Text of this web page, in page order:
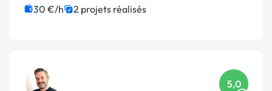
Gestion site web
Migration ou refonte de site
30 €/h 2 projets réalisés
5,0